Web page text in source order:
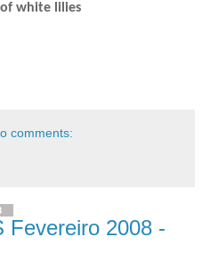
white lilies
comments:
Fevereiro 2008 -